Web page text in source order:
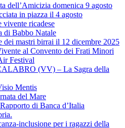
dell’Amicizia domenica 9 agosto
in piazza il 4 agosto
ricadese
di Babbo Natale
dei mastri birrai il 12 dicembre 2025
al Convento dei Frati Minori
Festival
(VV) – La Sagra della
Mentis
del Mare
di Banca d’Italia
inclusione per i ragazzi della